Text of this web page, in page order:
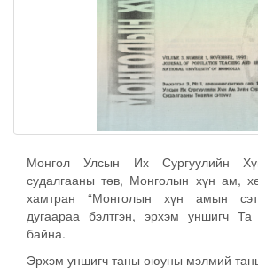
Монгол Улсын Их Сургуулийн
судалгааны төв, Монголын хүн ам,
хамтран “Монголын хүн амын
дугаараа бэлтгэн, эрхэм уншигч Та
байна.
Эрхэм уншигч таны оюуны мэлмий тань